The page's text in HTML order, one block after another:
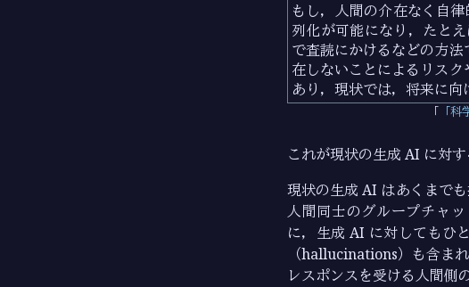
もし，人間の介在なく自
列化が可能になり，たと
で査読にかけるなどの方
在しないことによるリス
あり，現状では，将来に向
「
これが現状の生成 AI に対
現状の生成 AI はあくまで
人間同士のグループチャ
に，生成 AI に対してもひ
（hallucinations）も含ま
レスポンスを受ける人間側